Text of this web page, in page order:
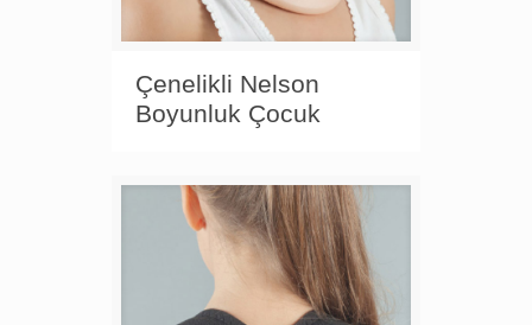
Çenelikli Nelson
Boyunluk Çocuk